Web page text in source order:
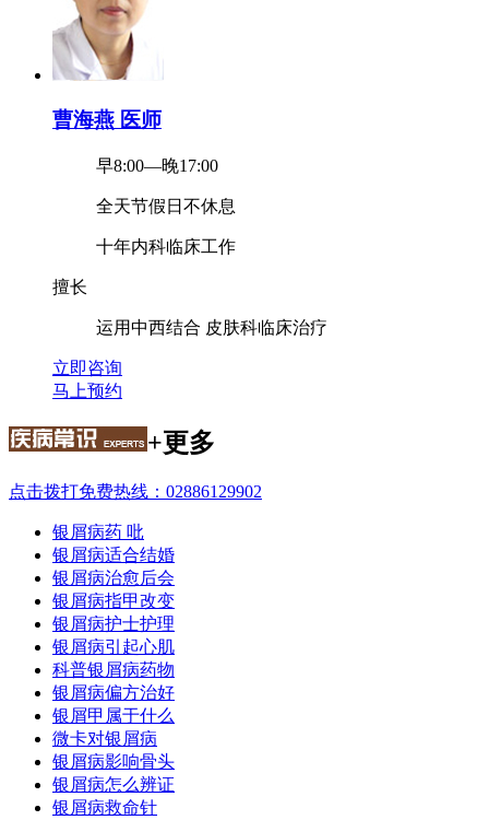
曹海燕 医师
早8:00—晚17:00
全天节假日不休息
十年内科临床工作
擅长
运用中西结合 皮肤科临床治疗
立即咨询
马上预约
+更多
点击拨打免费热线：02886129902
银屑病药 吡
银屑病适合结婚
银屑病治愈后会
银屑病指甲改变
银屑病护士护理
银屑病引起心肌
科普银屑病药物
银屑病偏方治好
银屑甲属于什么
微卡对银屑病
银屑病影响骨头
银屑病怎么辨证
银屑病救命针